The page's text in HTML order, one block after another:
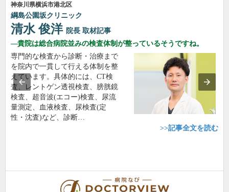
神奈川県横浜市港北区
綱島公園坂クリニック
清水 俊洋 院長 取材記事
貴院は総合病院並みの検査体制が整っているそうですね。
専門的な検査から診断・治療まで
を院内で一貫して行える体制を整
えています。具体的には、CT検
査、レントゲン透視検査、膀胱鏡
検査、超音波(エコー)検査、尿流
量測定、血液検査、尿検査(定
性・沈査)など、診断…
>>記事全文を読む